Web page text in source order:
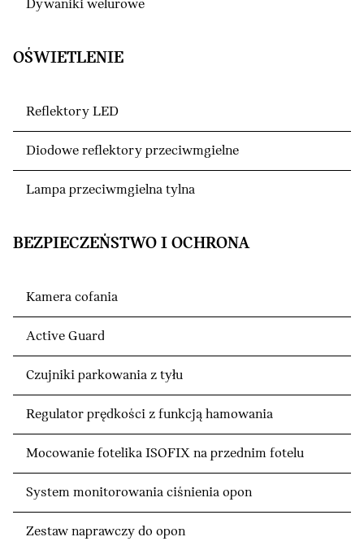
Dywaniki welurowe
OŚWIETLENIE
Reflektory LED
Diodowe reflektory przeciwmgielne
Lampa przeciwmgielna tylna
BEZPIECZEŃSTWO I OCHRONA
Kamera cofania
Active Guard
Czujniki parkowania z tyłu
Regulator prędkości z funkcją hamowania
Mocowanie fotelika ISOFIX na przednim fotelu
System monitorowania ciśnienia opon
Zestaw naprawczy do opon